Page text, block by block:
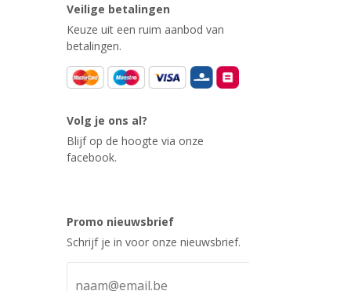
Veilige betalingen
Keuze uit een ruim aanbod van
betalingen.
Volg je ons al?
Blijf op de hoogte via onze
facebook.
Promo nieuwsbrief
Schrijf je in voor onze nieuwsbrief.